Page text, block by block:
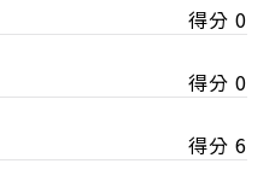
得分 0
得分 0
得分 6
員入會時繳納；常年會